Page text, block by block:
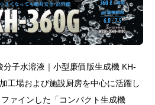
子水溶液｜小型廉価版生成機 KH-
工場および施設厨房を中心に活躍し
ァインした「コンパクト生成機